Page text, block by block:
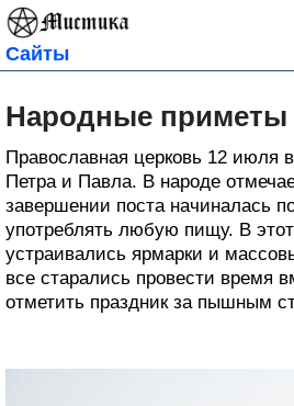
Сайты
Народные приметы
Православная церковь 12 июля
Петра и Павла. В народе
завершении поста начиналась
употреблять любую пищу. В
устраивались ярмарки и
все старались провести время
отметить праздник за пышным